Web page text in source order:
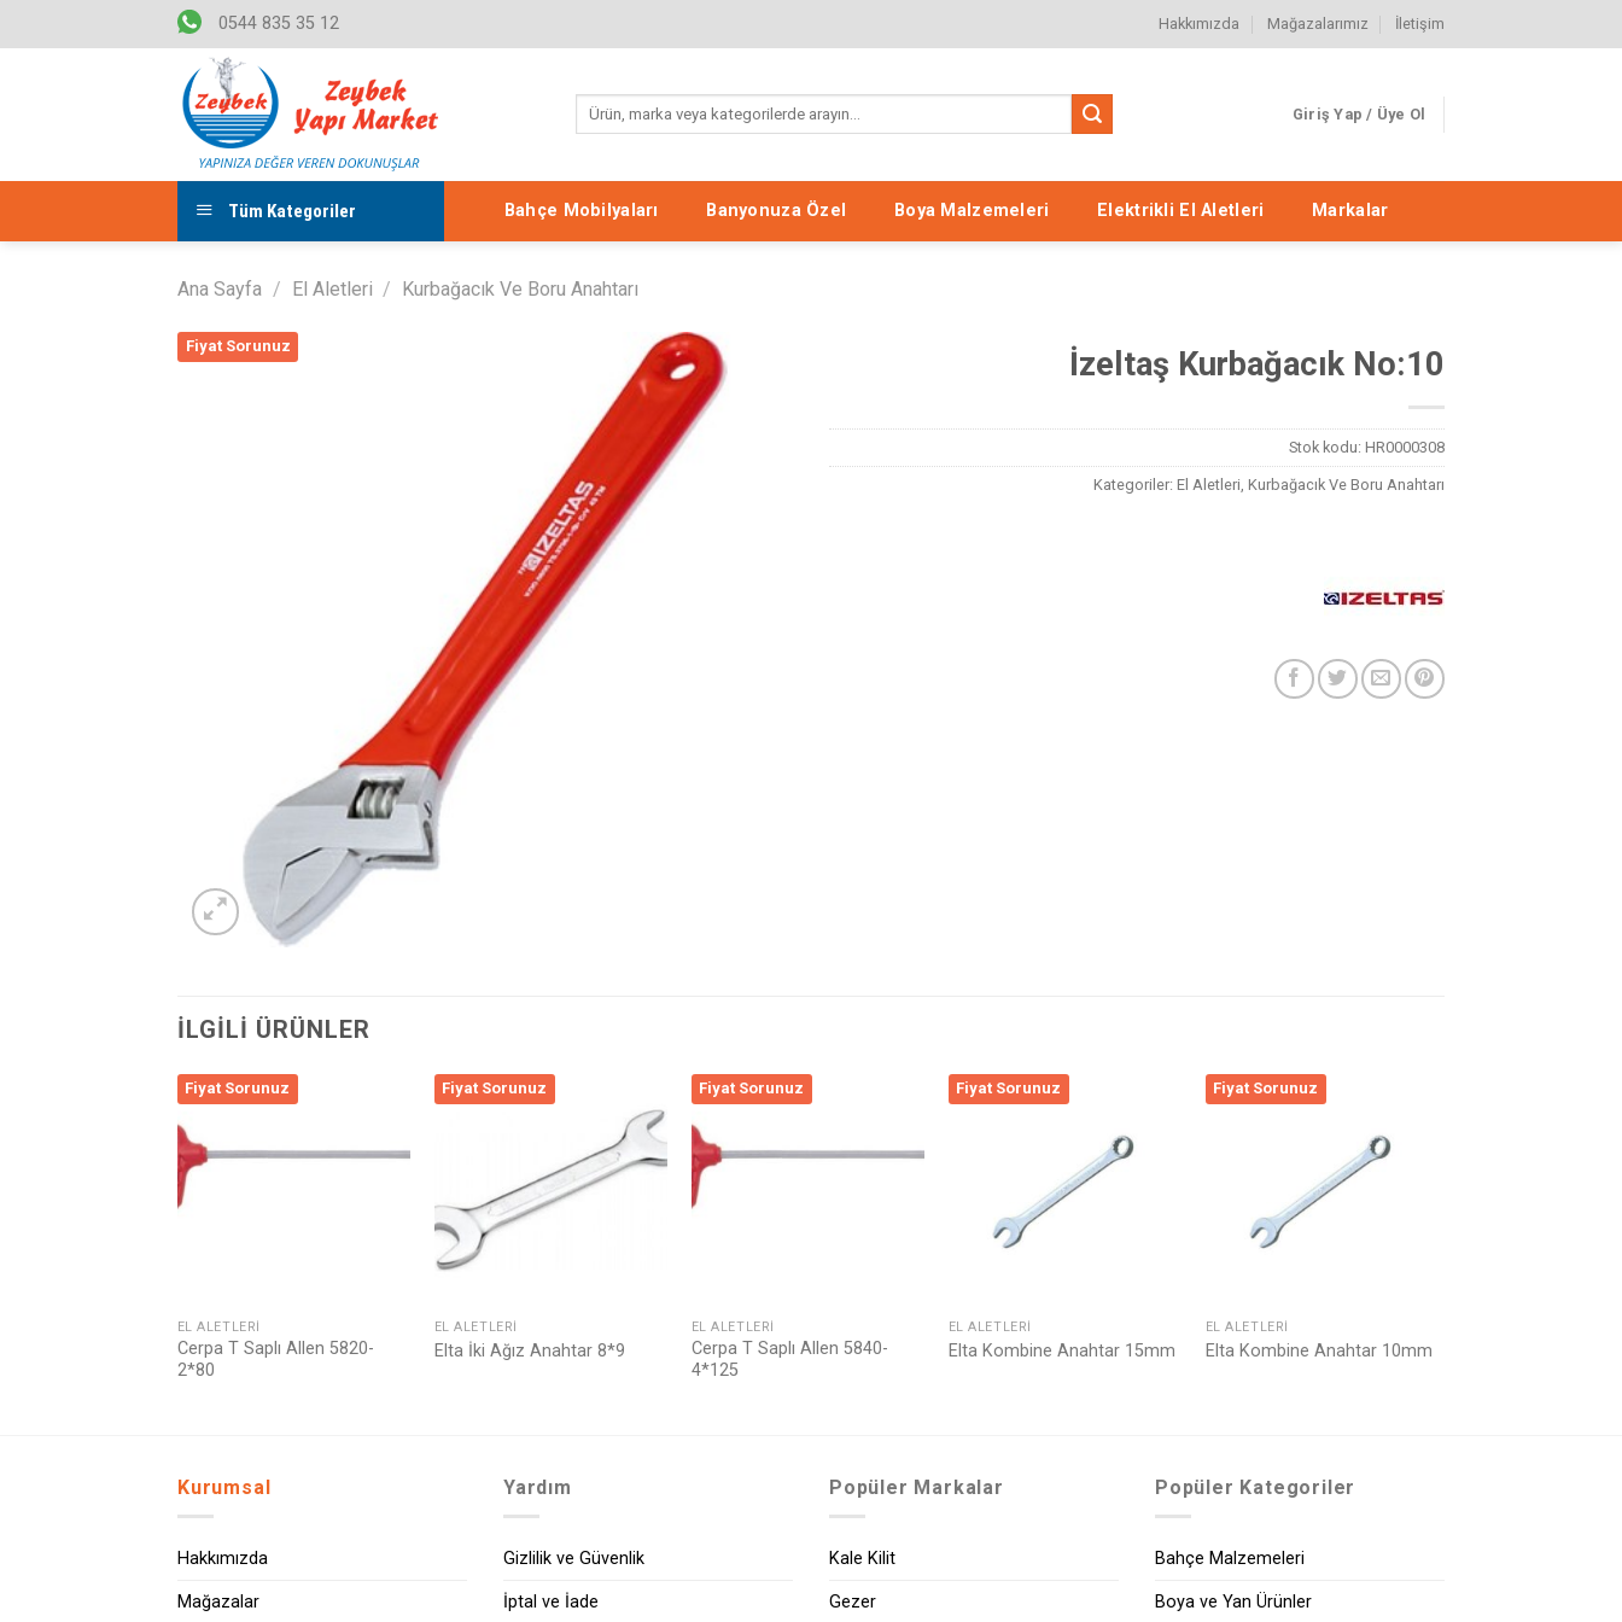
to
0544 835 35 12 Hakkımızda Mağazalarımız İletişim
Ara: Giriş Yap / Üye Ol
Tüm Kategoriler Bahçe Mobilyaları Banyonuza Özel Boya Malzemeleri Elektrikli El Aletleri Markalar
Ana Sayfa / El Aletleri / Kurbağacık Ve Boru Anahtarı
Fiyat Sorunuz İzeltaş Kurbağacık No:10
Stok kodu: HR0000308
Kategoriler: El Aletleri Kurbağacık Ve Boru Anahtarı
İLGILI ÜRÜNLER
Fiyat Sorunuz
Listeme
EL ALETLERI
Cerpa T Saplı Allen 5820-
2*80
Fiyat Sorunuz
Listeme
Ekle
EL ALETLERI
Elta İki Ağız Anahtar 8*9
Fiyat Sorunuz
Listeme
EL ALETLERI
Cerpa T Saplı Allen 5840-
4*125
Fiyat Sorunuz
Listeme
EL ALETLERI
Elta Kombine Anahtar 15mm
Fiyat Sorunuz
Listeme
EL ALETLERI
Elta Kombine Anahtar 10mm
Kurumsal
Hakkımızda
Mağazalar
Yardım
Gizlilik ve Güvenlik
İptal ve İade
Popüler Markalar
Kale Kilit
Gezer
Popüler Kategoriler
Bahçe Malzemeleri
Boya ve Yan Ürünler